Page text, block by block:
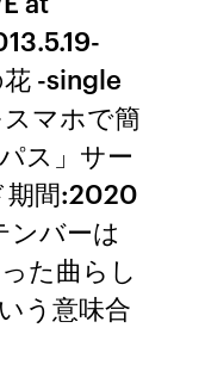
-single
マホで簡
ス」サー
期間:2020
バーは
た曲らし
う意味合